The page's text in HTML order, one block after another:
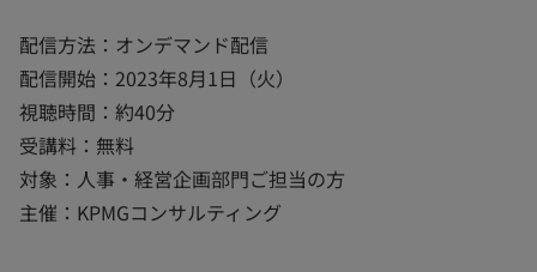
配信方法：オンデマンド配信
配信開始：2023年8月1日（火）
視聴時間：約40分
受講料：無料
対象：人事・経営企画部門ご担当の方
主催：KPMGコンサルティング